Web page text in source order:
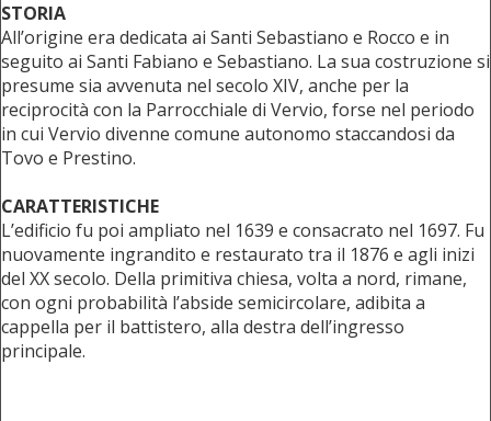
STORIA
All’origine era dedicata ai Santi Sebastiano e Rocco e in
seguito ai Santi Fabiano e Sebastiano. La sua costruzione si
presume sia avvenuta nel secolo XIV, anche per la
reciprocità con la Parrocchiale di Vervio, forse nel periodo
in cui Vervio divenne comune autonomo staccandosi da
Tovo e Prestino.
CARATTERISTICHE
L’edificio fu poi ampliato nel 1639 e consacrato nel 1697. Fu
nuovamente ingrandito e restaurato tra il 1876 e agli inizi
del XX secolo. Della primitiva chiesa, volta a nord, rimane,
con ogni probabilità l’abside semicircolare, adibita a
cappella per il battistero, alla destra dell’ingresso
principale.